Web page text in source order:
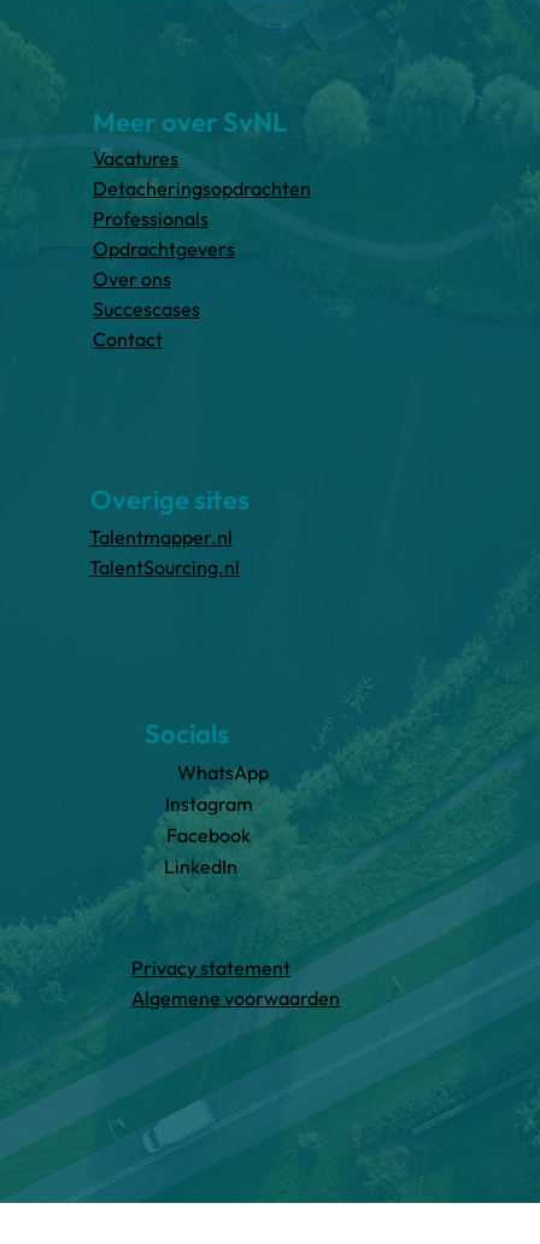
Meer over SvNL
Vacatures
Detacheringsopdrachten
Professionals
Opdrachtgevers
Over ons
Succescases
Contact
Overige sites
Talentmapper.nl
TalentSourcing.nl
Socials
WhatsApp
Instagram
Facebook
LinkedIn
Privacy statement
Algemene voorwaarden